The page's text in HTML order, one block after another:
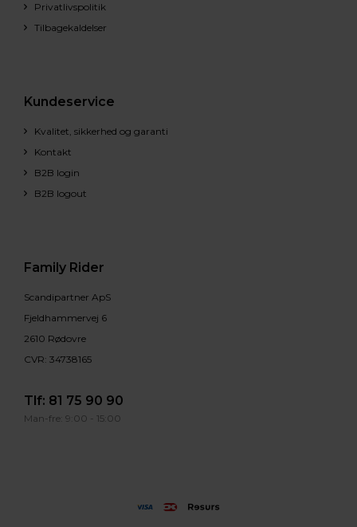
Privatlivspolitik
Tilbagekaldelser
Kundeservice
Kvalitet, sikkerhed og garanti
Kontakt
B2B login
B2B logout
Family Rider
Scandipartner ApS
Fjeldhammervej 6
2610 Rødovre
CVR: 34738165
Tlf: 81 75 90 90
Man-fre: 9:00 - 15:00